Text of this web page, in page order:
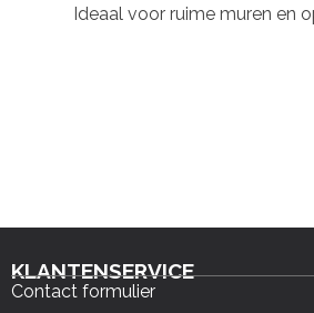
Ideaal voor ruime muren en
KLANTENSERVICE
Contact formulier